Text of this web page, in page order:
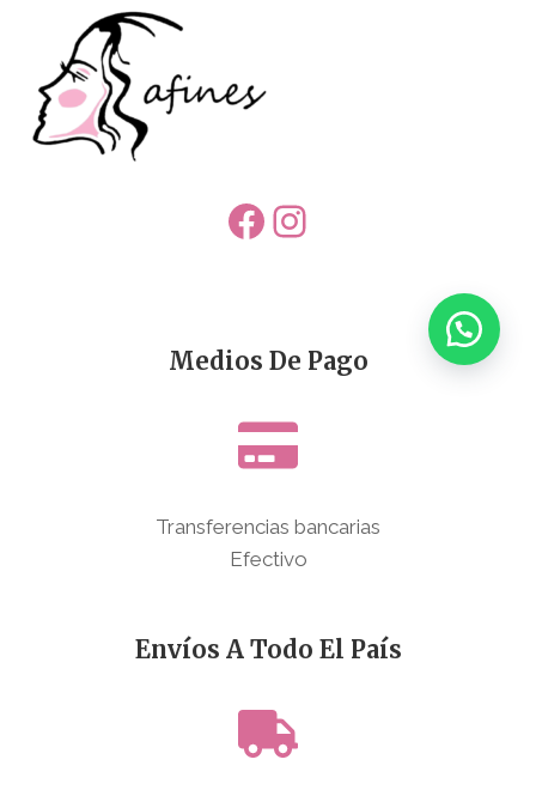
Facebook
Instagram
Medios De Pago
Transferencias bancarias
Efectivo
Envíos A Todo El País